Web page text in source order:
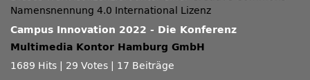
Namensnennung 4.0 International Lizenz
Campus Innovation 2022 - Die Konferenz
Multimedia Kontor Hamburg GmbH
1689 Hits
29 Votes
17 Beiträge